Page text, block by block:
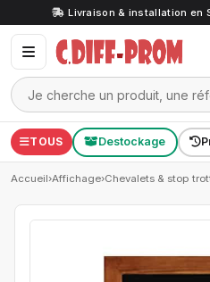
Livraison & installation en
TOUS Destockage
Accueil›Affichage›Chevalets & stop